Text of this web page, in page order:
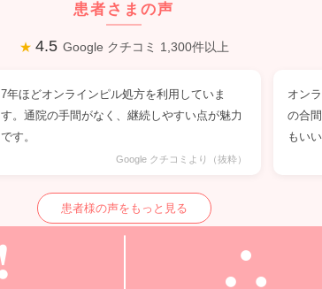
患者さまの声
★ 4.5 Google クチコミ 1,300件以上
7年ほどオンラインピル処方を利用していま
す。通院の手間がなく、継続しやすい点が魅力
です。
Google クチコミより（抜粋）
オン
の合
もい
患者様の声をもっと見る